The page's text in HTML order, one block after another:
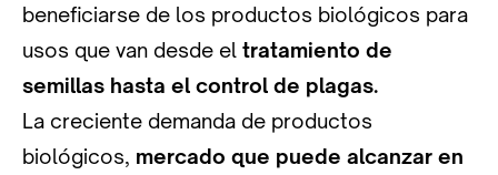
beneficiarse de los productos biológicos para
usos que van desde el tratamiento de
semillas hasta el control de plagas.
La creciente demanda de productos
biológicos, mercado que puede alcanzar en